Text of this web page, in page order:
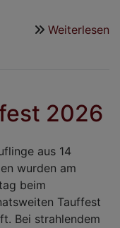
Weiterlesen
2026
aus 14
wurden am
beim
Tauffest
Bei strahlendem